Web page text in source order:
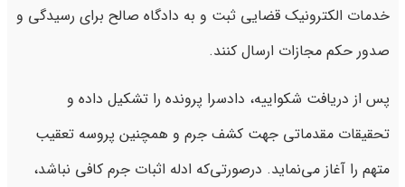
خدمات الکترونیک قضایی ثبت و به دادگاه صالح برای رسیدگی و
صدور حکم مجازات ارسال کنند.
پس از دریافت شکواییه، دادسرا پرونده را تشکیل داده و
تحقیقات مقدماتی جهت کشف جرم و همچنین پروسه تعقیب
متهم را آغاز می‌نماید. درصورتی‌که ادله اثبات جرم کافی نباشد،